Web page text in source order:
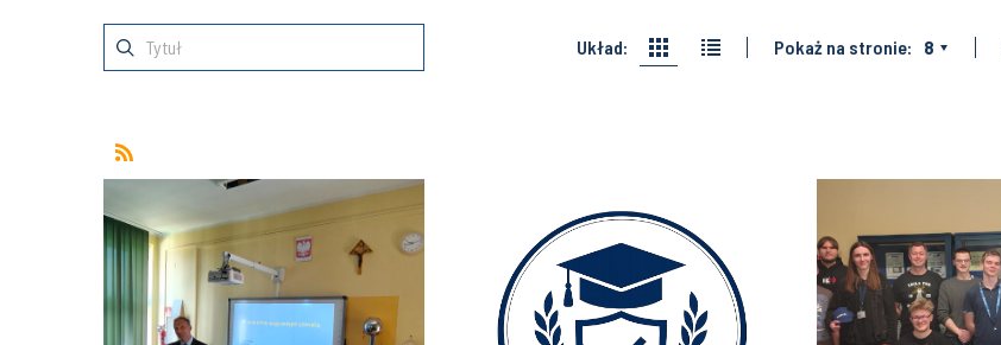
Układ: Pokaż na stronie: 8